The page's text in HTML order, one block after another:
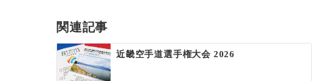
ゲ
ー
シ
関連記事
近畿空手道選手権大会 2026